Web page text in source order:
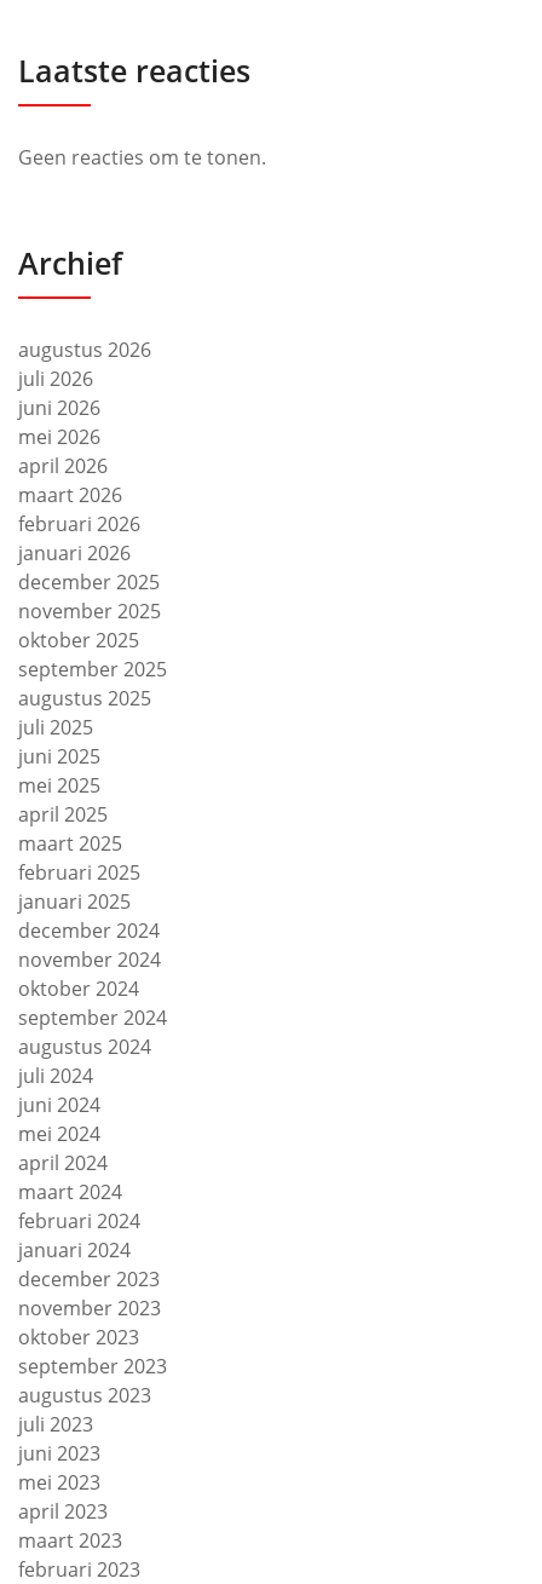
Laatste reacties
Geen reacties om te tonen.
Archief
augustus 2026
juli 2026
juni 2026
mei 2026
april 2026
maart 2026
februari 2026
januari 2026
december 2025
november 2025
oktober 2025
september 2025
augustus 2025
juli 2025
juni 2025
mei 2025
april 2025
maart 2025
februari 2025
januari 2025
december 2024
november 2024
oktober 2024
september 2024
augustus 2024
juli 2024
juni 2024
mei 2024
april 2024
maart 2024
februari 2024
januari 2024
december 2023
november 2023
oktober 2023
september 2023
augustus 2023
juli 2023
juni 2023
mei 2023
april 2023
maart 2023
februari 2023